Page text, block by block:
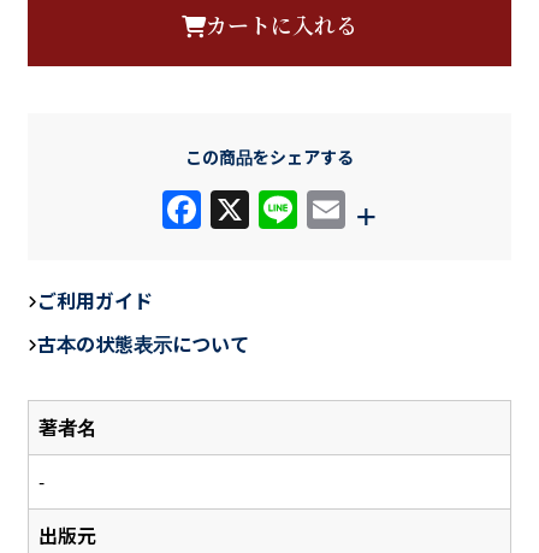
著者名
-
出版元
カートに入れる
この商品をシェアする
F
e
b
o
o
X Li E
+
ご利用ガイド
古本の状態表示について